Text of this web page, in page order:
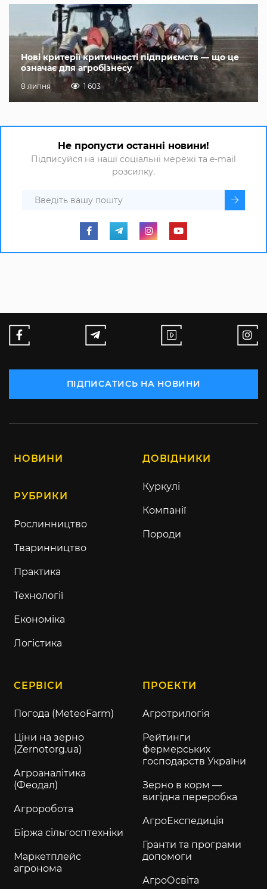
Нові критерії критичності підприємств — що це
означає для агробізнесу
8 липня 1 603
Не пропусти останні новини!
Підписуйся на наші соціальні мережі та e-mail
розсилку.
ПІДПИСАТИСЬ НА НОВИНИ
НОВИНИ
РУБРИКИ
Рослинництво
Тваринництво
Практика
Технології
Економіка
Логістика
ДОВІДНИКИ
Куркулі
Компанії
Породи
СЕРВІСИ
Погода (MeteoFarm)
Ціни на зерно
(Zernotorg.ua)
Агроаналітика
(Феодал)
Агроробота
Біржа сільгосптехніки
Маркетплейс
агронома
ПРОЕКТИ
Агротрилогія
Рейтинги
фермерських
господарств України
Зерно в корм —
вигідна переробка
АгроЕкспедиція
Гранти та програми
допомоги
АгроОсвіта